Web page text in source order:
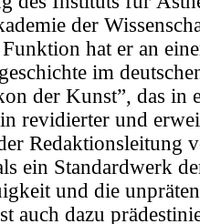
der
hat er an
im
der Kunst”, das in
revidierter und
Redaktionsleitung
ein Standardwerk
und die
auch dazu